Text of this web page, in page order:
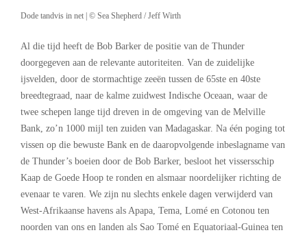
Dode tandvis in net | © Sea Shepherd / Jeff Wirth
Al die tijd heeft de Bob Barker de positie van de Thunder
doorgegeven aan de relevante autoriteiten. Van de zuidelijke
ijsvelden, door de stormachtige zeeën tussen de 65ste en 40ste
breedtegraad, naar de kalme zuidwest Indische Oceaan, waar de
twee schepen lange tijd dreven in de omgeving van de Melville
Bank, zo’n 1000 mijl ten zuiden van Madagaskar. Na één poging tot
vissen op die bewuste Bank en de daaropvolgende inbeslagname van
de Thunder’s boeien door de Bob Barker, besloot het vissersschip
Kaap de Goede Hoop te ronden en alsmaar noordelijker richting de
evenaar te varen. We zijn nu slechts enkele dagen verwijderd van
West-Afrikaanse havens als Apapa, Tema, Lomé en Cotonou ten
noorden van ons en landen als Sao Tomé en Equatoriaal-Guinea ten